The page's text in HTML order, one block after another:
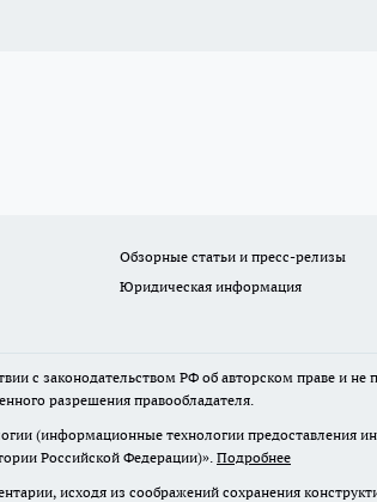
Обзорные статьи и пресс-релизы
Юридическая информация
с законодательством РФ об авторском праве и
разрешения правообладателя.
(информационные технологии предоставления
Российской Федерации)». Подробнее
исходя из соображений сохранения